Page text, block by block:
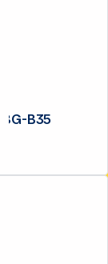
128G-B35